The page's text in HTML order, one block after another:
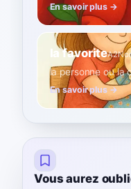
En savoir plus →
la favoriteA2
la personne ou la
En savoir plus →
Vous aurez